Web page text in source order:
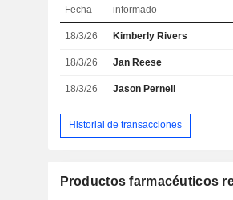
Fecha
informado
18/3/26 Kimberly Rivers
18/3/26 Jan Reese
18/3/26 Jason Pernell
Historial de transacciones
Productos farmacéuticos